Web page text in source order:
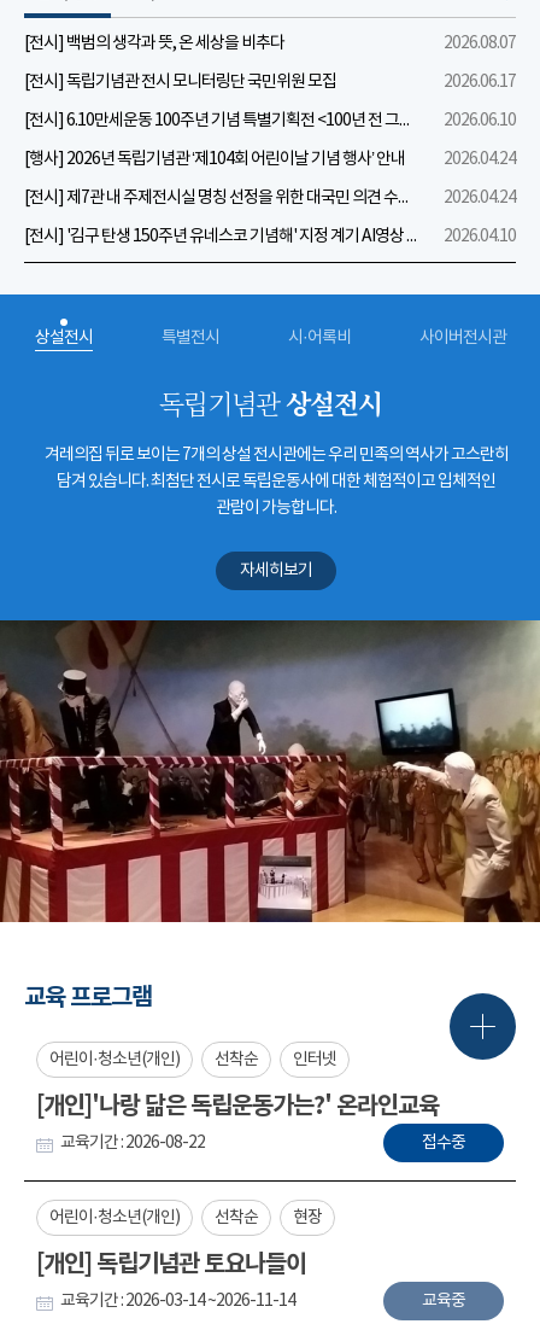
[전시] 백범의 생각과 뜻, 온 세상을 비추다
2026.08.07
[전시] 독립기념관 전시 모니터링단 국민위원 모집
2026.06.17
[전시] 6.10만세운동 100주년 기념 특별기획전 <100년 전 그날을 보다: 6.10만세운동>
2026.06.10
[행사] 2026년 독립기념관 ‘제104회 어린이날 기념 행사’ 안내
2026.04.24
[전시] 제7관 내 주제전시실 명칭 선정을 위한 대국민 의견 수렴 실시
2026.04.24
[전시] '김구 탄생 150주년 유네스코 기념해' 지정 계기 AI영상 국민공모 개최 안내
2026.04.10
상설전시 특별전시 시·어록비 사이버전시관
독립기념관상설전시
겨레의집 뒤로 보이는 7개의 상설 전시관에는 우리 민족의 역사가 고스란히
담겨 있습니다. 최첨단 전시로 독립운동사에 대한 체험적이고 입체적인
관람이 가능합니다.
자세히보기
교육 프로그램
어린이·청소년(개인) 선착순 인터넷
[개인]'나랑 닮은 독립운동가는?' 온라인교육
교육기간 : 2026-08-22 접수중
어린이·청소년(개인) 선착순 현장
[개인] 독립기념관 토요나들이
교육기간 : 2026-03-14 ~2026-11-14 교육중